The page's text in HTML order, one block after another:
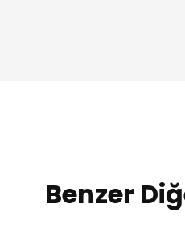
Benzer